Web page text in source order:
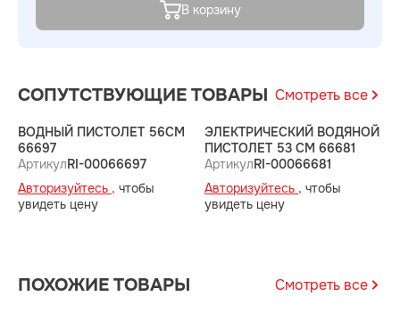
В корзину
СОПУТСТВУЮЩИЕ ТОВАРЫ Смотреть все
ВОДНЫЙ ПИСТОЛЕТ 56СМ
66697
АртикулRI-00066697
Авторизуйтесь , чтобы
увидеть цену
ЭЛЕКТРИЧЕСКИЙ ВОДЯНОЙ
ПИСТОЛЕТ 53 СМ 66681
АртикулRI-00066681
Авторизуйтесь , чтобы
увидеть цену
ПОХОЖИЕ ТОВАРЫ Смотреть все